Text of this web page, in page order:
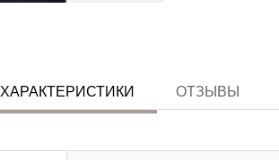
ХАРАКТЕРИСТИКИ ОТЗЫВЫ